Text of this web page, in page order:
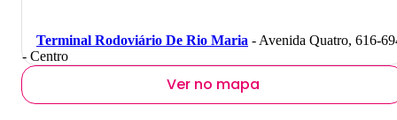
Terminal Rodoviário De Rio Maria - Avenida Quatro, 616-
- Centro
Ver no mapa